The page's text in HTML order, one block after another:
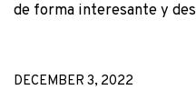
de forma interesante y
DECEMBER 3, 2022